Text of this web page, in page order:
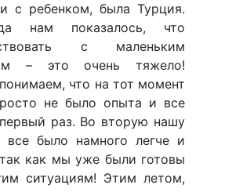
с ребенком, была Турция.
нам показалось, что
с маленьким
– это очень тяжело!
что на тот момент
не было опыта и все
раз. Во вторую нашу
все было намного легче и
как мы уже были готовы
ситуациям! Этим летом,